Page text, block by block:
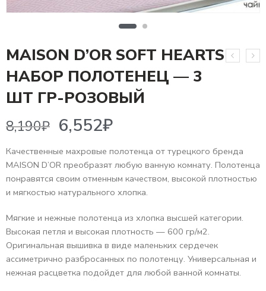
MAISON D’OR SOFT HEARTS
НАБОР ПОЛОТЕНЕЦ — 3
ШТ ГР-РОЗОВЫЙ
8,190 ₽ 6,552₽
Качественные махровые полотенца от турецкого бренда
MAISON D’OR преобразят любую ванную комнату. Полотенца
понравятся своим отменным качеством, высокой плотностью
и мягкостью натурального хлопка.
Мягкие и нежные полотенца из хлопка высшей категории.
Высокая петля и высокая плотность — 600 гр/м2.
Оригинальная вышивка в виде маленьких сердечек
ассиметрично разбросанных по полотенцу. Универсальная и
нежная расцветка подойдет для любой ванной комнаты.